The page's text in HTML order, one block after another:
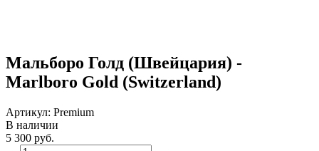
Мальборо Голд (Швейцария) -
Marlboro Gold (Switzerland)
Артикул: Premium
В наличии
5 300 руб.